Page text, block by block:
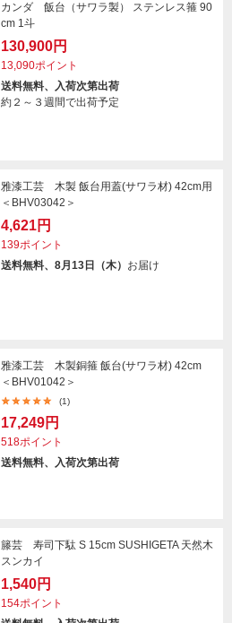
カンダ 飯台（サワラ製） ステンレス箍 90
cm 1斗
130,900円
13,090ポイント
送料無料、入荷次第出荷
約２～３週間で出荷予定
雅漆工芸 木製 飯台用蓋(サワラ材) 42cm用
＜BHV03042＞
4,621円
139ポイント
送料無料、8月13日（木） お届け
雅漆工芸 木製銅箍 飯台(サワラ材) 42cm
＜BHV01042＞
(1)
17,249円
518ポイント
送料無料、入荷次第出荷
籐芸 寿司下駄 S 15cm SUSHIGETA 天然木
スンカイ
1,540円
154ポイント